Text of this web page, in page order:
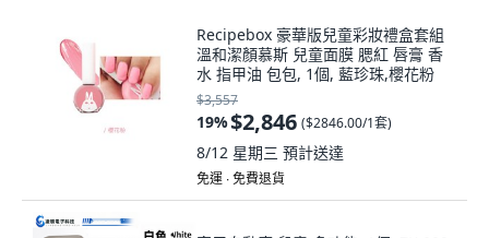
Recipebox 豪華版兒童彩妝禮盒套組
溫和潔顏慕斯 兒童面膜 腮紅 唇膏 香
水 指甲油 包包, 1個, 藍珍珠,櫻花粉
$3,557
19%$2,846 ($2846.00/1套)
8/12 星期三 預計送達
免運 ∙ 免費退貨